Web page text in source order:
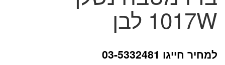
1017W לבן
למחיר חייגו 03-5332481